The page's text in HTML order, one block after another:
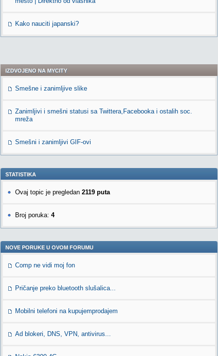
Kako nauciti japanski?
IZDVOJENO NA MYCITY
Smešne i zanimljive slike
Zanimljivi i smešni statusi sa Twittera,Facebooka i ostalih soc.
mreža
Smešni i zanimljivi GIF-ovi
STATISTIKA
Ovaj topic je pregledan 2119 puta
Broj poruka: 4
NOVE PORUKE U OVOM FORUMU
Comp ne vidi moj fon
Pričanje preko bluetooth slušalica...
Mobilni telefoni na kupujemprodajem
Ad blokeri, DNS, VPN, antivirus...